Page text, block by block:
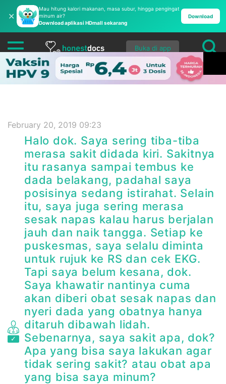
✕
Mau hitung kalori makanan, masa subur, hingga pengingat
minum air?
Download aplikasi HDmall sekarang
Download
Buka di app
February 20, 2019 09:23
Halo dok. Saya sering tiba-tiba
merasa sakit didada kiri. Sakitnya
itu rasanya sampai tembus ke
dada belakang, padahal saya
posisinya sedang istirahat. Selain
itu, saya juga sering merasa
sesak napas kalau harus berjalan
jauh dan naik tangga. Setiap ke
puskesmas, saya selalu diminta
untuk rujuk ke RS dan cek EKG.
Tapi saya belum kesana, dok.
Saya khawatir nantinya cuma
akan diberi obat sesak napas dan
nyeri dada yang obatnya hanya
ditaruh dibawah lidah.
Sebenarnya, saya sakit apa, dok?
Apa yang bisa saya lakukan agar
tidak sering sakit? atau obat apa
yang bisa saya minum?